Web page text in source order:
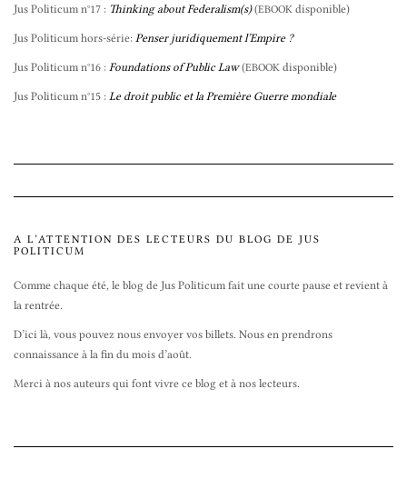
Jus Politicum n°17 : Thinking about Federalism(s) (EBOOK disponible)
Jus Politicum hors-série: Penser juridiquement l’Empire ?
Jus Politicum n°16 : Foundations of Public Law (EBOOK disponible)
Jus Politicum n°15 : Le droit public et la Première Guerre mondiale
A L’ATTENTION DES LECTEURS DU BLOG DE JUS
POLITICUM
Comme chaque été, le blog de Jus Politicum fait une courte pause et revient à
la rentrée.
D’ici là, vous pouvez nous envoyer vos billets. Nous en prendrons
connaissance à la fin du mois d’août.
Merci à nos auteurs qui font vivre ce blog et à nos lecteurs.